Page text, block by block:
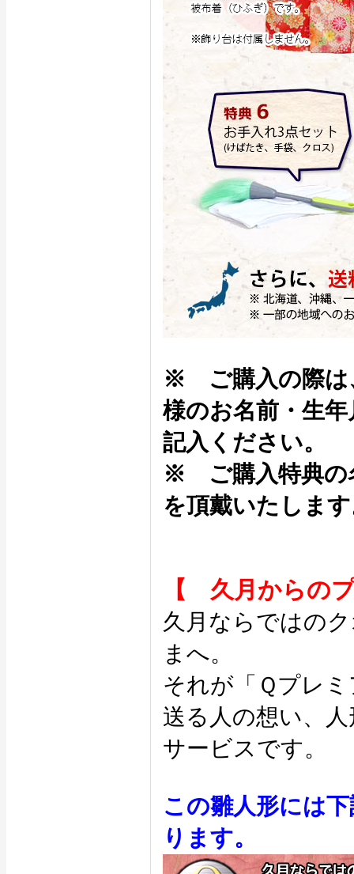
※ ご購入の際は
様のお名前・生
記入ください。
※ ご購入特典の
を頂戴いたしま
【 久月からの
久月ならではの
まへ。
それが「Ｑプレ
送る人の想い、
サービスです。
この雛人形には
ります。